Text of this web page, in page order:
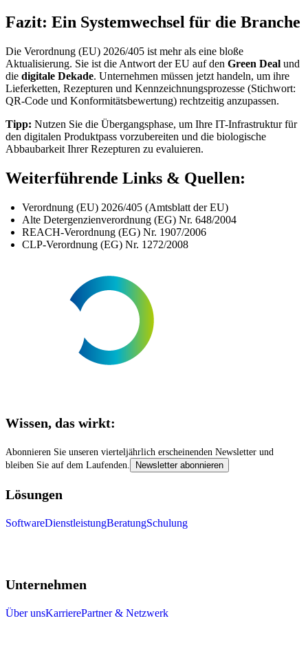
Fazit: Ein Systemwechsel für die Branche
Die Verordnung (EU) 2026/405 ist mehr als eine bloße
Aktualisierung. Sie ist die Antwort der EU auf den Green Deal und
die digitale Dekade. Unternehmen müssen jetzt handeln, um ihre
Lieferketten, Rezepturen und Kennzeichnungsprozesse (Stichwort:
QR-Code und Konformitätsbewertung) rechtzeitig anzupassen.
Tipp: Nutzen Sie die Übergangsphase, um Ihre IT-Infrastruktur für
den digitalen Produktpass vorzubereiten und die biologische
Abbaubarkeit Ihrer Rezepturen zu evaluieren.
Weiterführende Links & Quellen:
Verordnung (EU) 2026/405 (Amtsblatt der EU)
Alte Detergenzienverordnung (EG) Nr. 648/2004
REACH-Verordnung (EG) Nr. 1907/2006
CLP-Verordnung (EG) Nr. 1272/2008
Wissen, das wirkt:
Abonnieren Sie unseren vierteljährlich erscheinenden Newsletter und
bleiben Sie auf dem Laufenden.
Newsletter abonnieren
Lösungen
SoftwareDienstleistungBeratungSchulung
Unternehmen
Über unsKarrierePartner & Netzwerk